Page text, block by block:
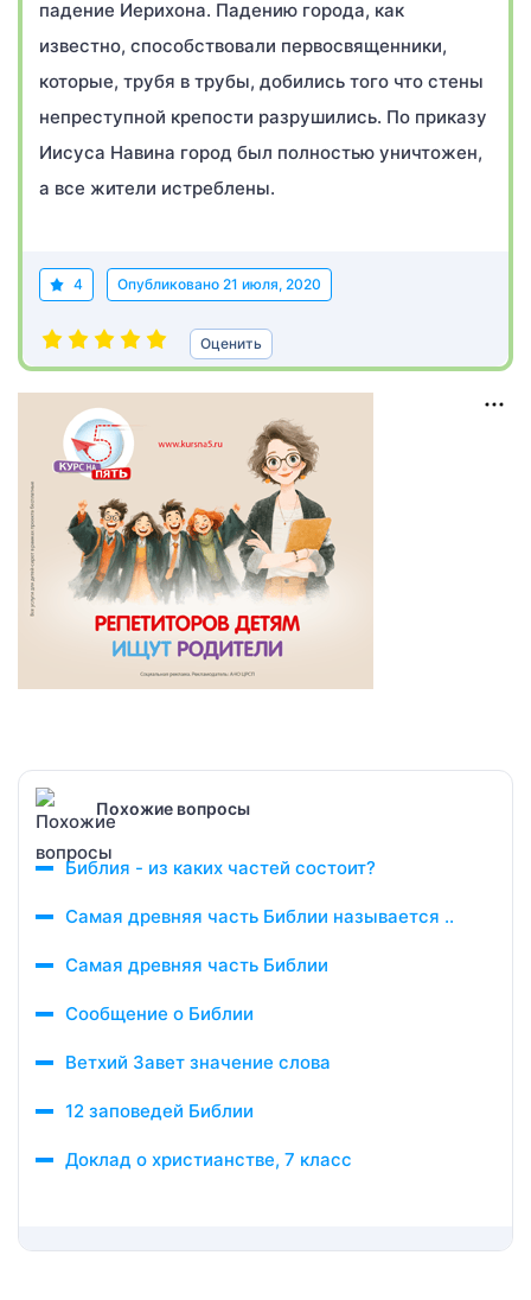
падение Иерихона. Падению города, как
известно, способствовали первосвященники,
которые, трубя в трубы, добились того что стены
непреступной крепости разрушились. По приказу
Иисуса Навина город был полностью уничтожен,
а все жители истреблены.
4 Опубликовано 21 июля, 2020
Оценить
Похожие вопросы
Библия - из каких частей состоит?
Самая древняя часть Библии называется ..
Самая древняя часть Библии
Сообщение о Библии
Ветхий Завет значение слова
12 заповедей Библии
Доклад о христианстве, 7 класс